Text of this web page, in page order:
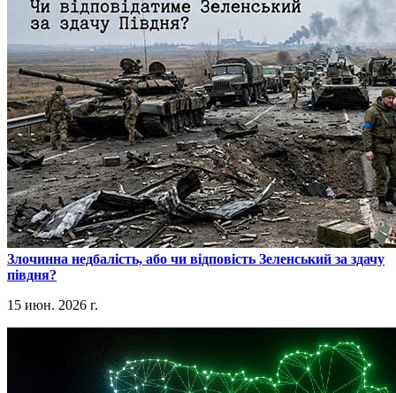
​Злочинна недбалість, або чи відповість Зеленський за здачу
півдня?
15 июн. 2026 г.